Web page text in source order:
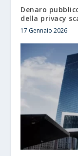
Denaro
della privacy
17 Gennaio 2026